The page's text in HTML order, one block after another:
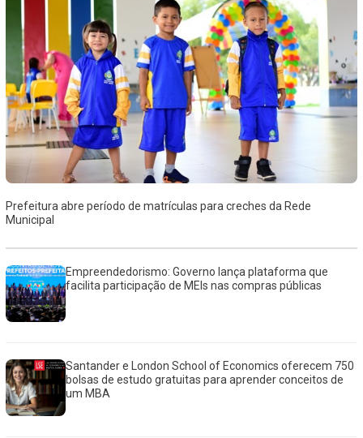
Prefeitura abre período de matrículas para creches da Rede
Municipal
Empreendedorismo: Governo lança plataforma que
facilita participação de MEIs nas compras públicas
Santander e London School of Economics oferecem 750
bolsas de estudo gratuitas para aprender conceitos de
um MBA